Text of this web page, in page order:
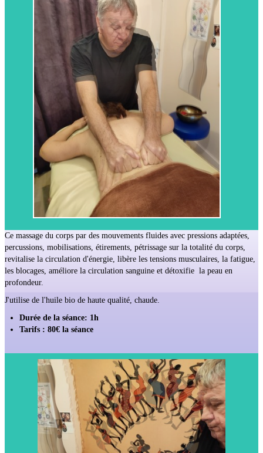
Ce massage du corps par des mouvements fluides avec pressions adaptées,
percussions, mobilisations, étirements, pétrissage sur la totalité du corps,
revitalise la circulation d'énergie, libère les tensions musculaires, la fatigue,
les blocages, améliore la circulation sanguine et détoxifie la peau en
profondeur.
J'utilise de l'huile bio de haute qualité, chaude.
Durée de la séance: 1h
Tarifs : 80€ la séance